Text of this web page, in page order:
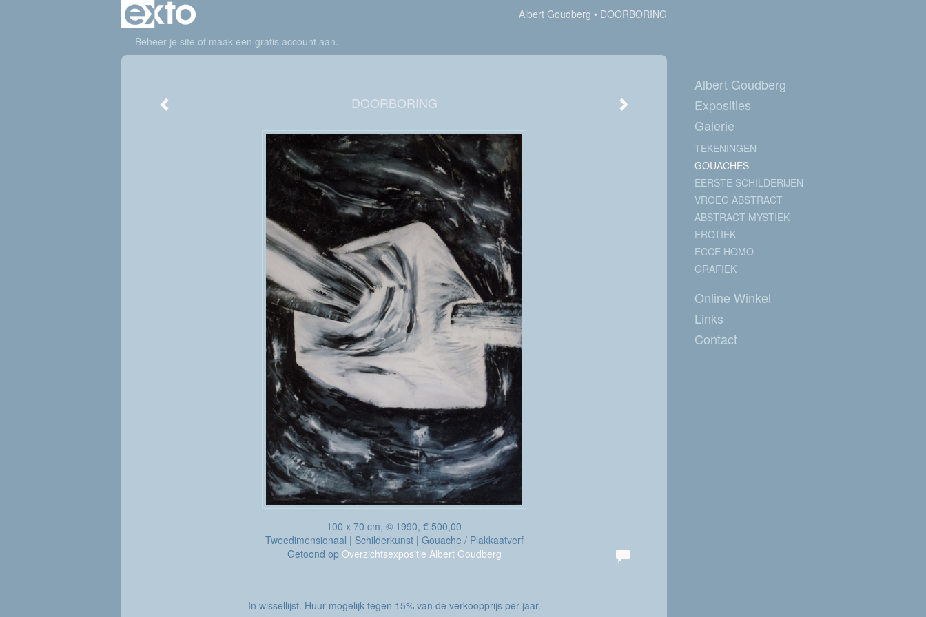
Albert Goudberg
DOORBORING
Beheer je site of maak een gratis account aan.
DOORBORING
100 x 70 cm, © 1990, € 500,00
Tweedimensionaal | Schilderkunst | Gouache / Plakkaatverf
Getoond op Overzichtsexpositie Albert Goudberg
In wissellijst. Huur mogelijk tegen 15% van de verkoopprijs per jaar.
Albert Goudberg
Exposities
Galerie
TEKENINGEN
GOUACHES
EERSTE SCHILDERIJEN
VROEG ABSTRACT
ABSTRACT MYSTIEK
EROTIEK
ECCE HOMO
GRAFIEK
Online Winkel
Links
Contact